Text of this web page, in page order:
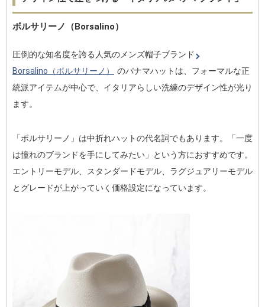
ボルサリーノ（Borsalino）
圧倒的な知名度を誇る人気のメンズ帽子ブランド
Borsalino（ボルサリーノ）
のパナマハットは、フォーマルな正
統派アイテムが中心で、イタリアらしい洗練のデザイン性が光り
ます。
「ボルサリーノ」は中折れハットの代名詞でもあります。「一度
は憧れのブランドを手にしてみたい」という方におすすめです。
エントリーモデル、スタンダードモデル、ラグジュアリーモデル
とグレードが上がっていく価格設定になっています。